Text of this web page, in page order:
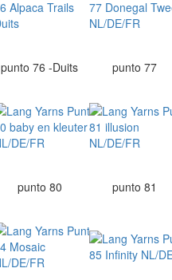
punto 76 -Duits punto 77
punto 80 punto 81